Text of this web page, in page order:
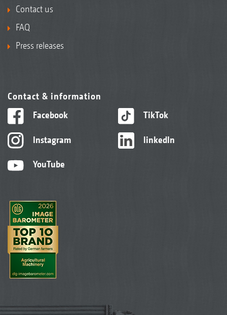
Contact us
FAQ
Press releases
Contact & information
Facebook
Instagram
YouTube
TikTok
linkedIn